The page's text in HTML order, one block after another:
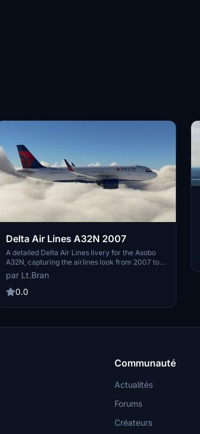
Delta Air Lines A32N 2007
A detailed Delta Air Lines livery for the Asobo
A32N, capturing the airlines look from 2007 to
present with high-quality 8k textures. Livery
requests are welcomed, and tips or donations to
support the creator are appreciated. Install by
par Lt.Bran
0.0
Communauté
Actualités
Forums
Créateurs